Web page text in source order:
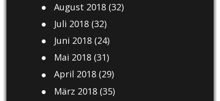
August 2018(32)
Juli 2018(32)
Juni 2018(24)
Mai 2018(31)
April 2018(29)
März 2018(35)